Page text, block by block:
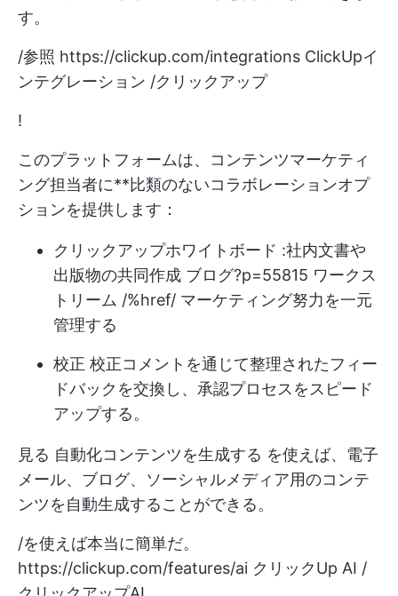
す。
/参照 https://clickup.com/integrations ClickUpイ
ンテグレーション /クリックアップ
!
このプラットフォームは、コンテンツマーケティ
ング担当者に**比類のないコラボレーションオプ
ションを提供します：
クリックアップホワイトボード :社内文書や
出版物の共同作成 ブログ?p=55815 ワークス
トリーム /%href/ マーケティング努力を一元
管理する
校正 校正コメントを通じて整理されたフィー
ドバックを交換し、承認プロセスをスピード
アップする。
見る 自動化コンテンツを生成する を使えば、電子
メール、ブログ、ソーシャルメディア用のコンテ
ンツを自動生成することができる。
/を使えば本当に簡単だ。
https://clickup.com/features/ai クリックUp AI /